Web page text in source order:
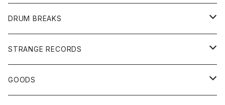
JAPANESE DJ
7"/12"
DONUTS 45
GIRLS
HIPHOP CLASSIC GALLERY
DRUM BREAKS
US/UK/OTHERS
JAPANESE
STRANGE RECORDS
DRUM DRUM DRUM/KARAOKE
GOODS